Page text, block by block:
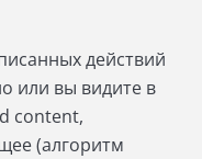
действий
или вы видите в
content,
(алгоритм